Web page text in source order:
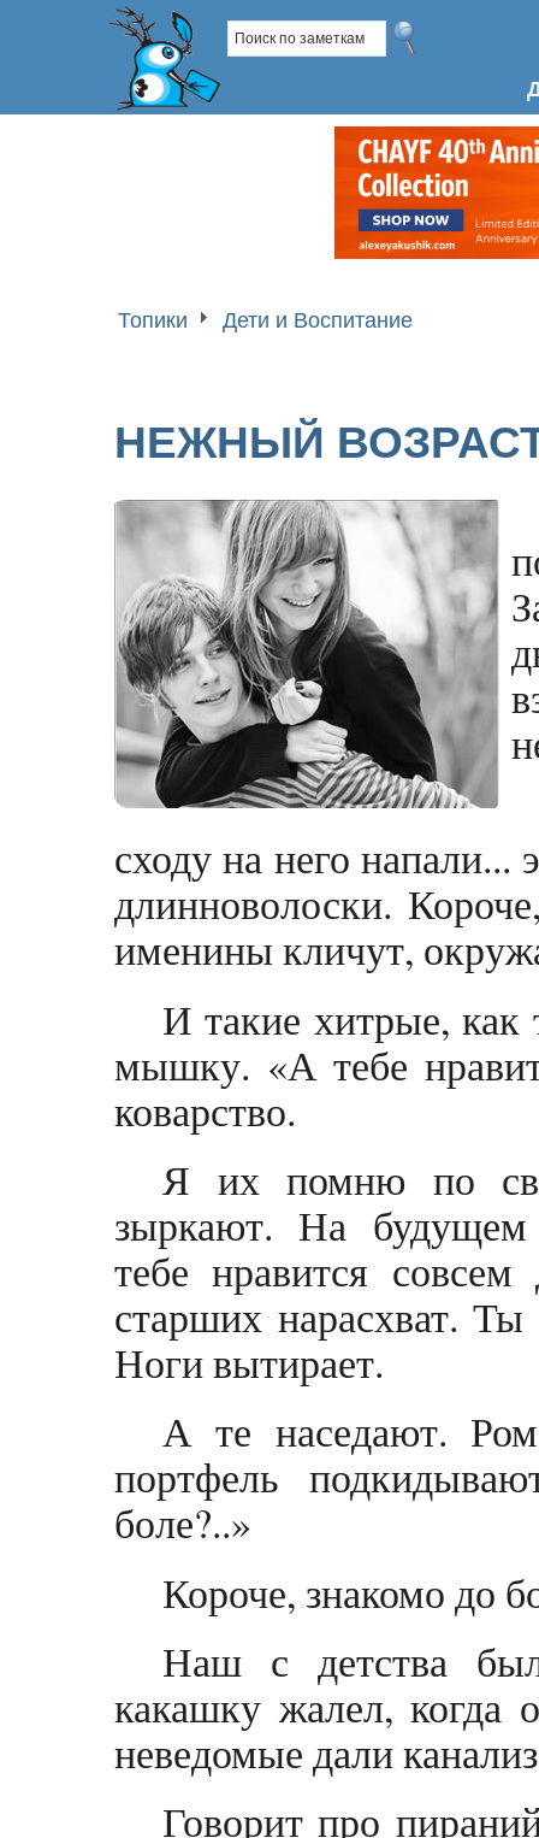
Топики Дети и Воспитание
НЕЖНЫЙ
сходу на него
длинноволоски.
именины кличут,
И такие хитрые, как
мышку. «А тебе
коварство.
Я их помню по
зыркают. На
тебе нравится
старших нарасхват.
Ноги вытирает.
А те наседают.
портфель
боле?..»
Короче, знакомо до
Наш с детства
какашку жалел, когда
неведомые дали
Говорит про